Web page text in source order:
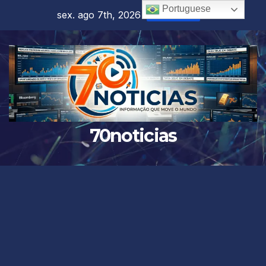
content
sex. ago 7th, 2026 8:47:25 AM
70noticias
Portuguese